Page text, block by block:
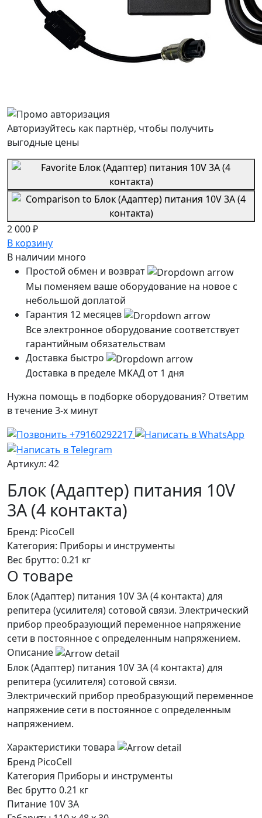
Авторизуйтесь как партнёр, чтобы получить
выгодные цены
2 000 ₽
В корзину
В наличии много
Простой обмен и возврат
Мы поменяем ваше оборудование на новое с
небольшой доплатой
Гарантия 12 месяцев
Все электронное оборудование соответствует
гарантийным обязательствам
Доставка быстро
Доставка в пределе МКАД от 1 дня
Нужна помощь в подборке оборудования? Ответим
в течение 3-х минут
Артикул: 42
Блок (Адаптер) питания 10V
3A (4 контакта)
Бренд: PicoCell
Категория: Приборы и инструменты
Вес брутто: 0.21 кг
О товаре
Блок (Адаптер) питания 10V 3A (4 контакта) для
репитера (усилителя) сотовой связи. Электрический
прибор преобразующий переменное напряжение
сети в постоянное с определенным напряжением.
Описание
Блок (Адаптер) питания 10V 3A (4 контакта) для
репитера (усилителя) сотовой связи.
Электрический прибор преобразующий переменное
напряжение сети в постоянное с определенным
напряжением.
Характеристики товара
Бренд PicoCell
Категория Приборы и инструменты
Вес брутто 0.21 кг
Питание 10V 3A